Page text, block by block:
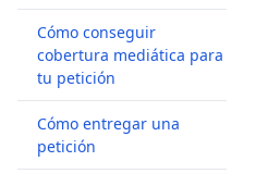
Cómo conseguir
cobertura mediática para
tu petición
Cómo entregar una
petición